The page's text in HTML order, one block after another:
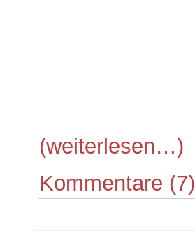
(weiterlesen…)
Kommentare (7)